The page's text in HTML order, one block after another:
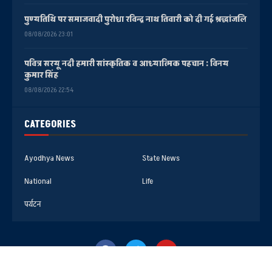
CATEGORIES
Ayodhya News
State News
National
Life
पर्यटन
पुण्यतिथि पर समाजवादी पुरोधा रविन्द्र नाथ तिवारी को दी गई श्रद्धांजलि
08/08/2026 23:01
पवित्र सरयू नदी हमारी सांस्कृतिक व आध्यात्मिक पहचान : विनय
कुमार सिंह
08/08/2026 22:54